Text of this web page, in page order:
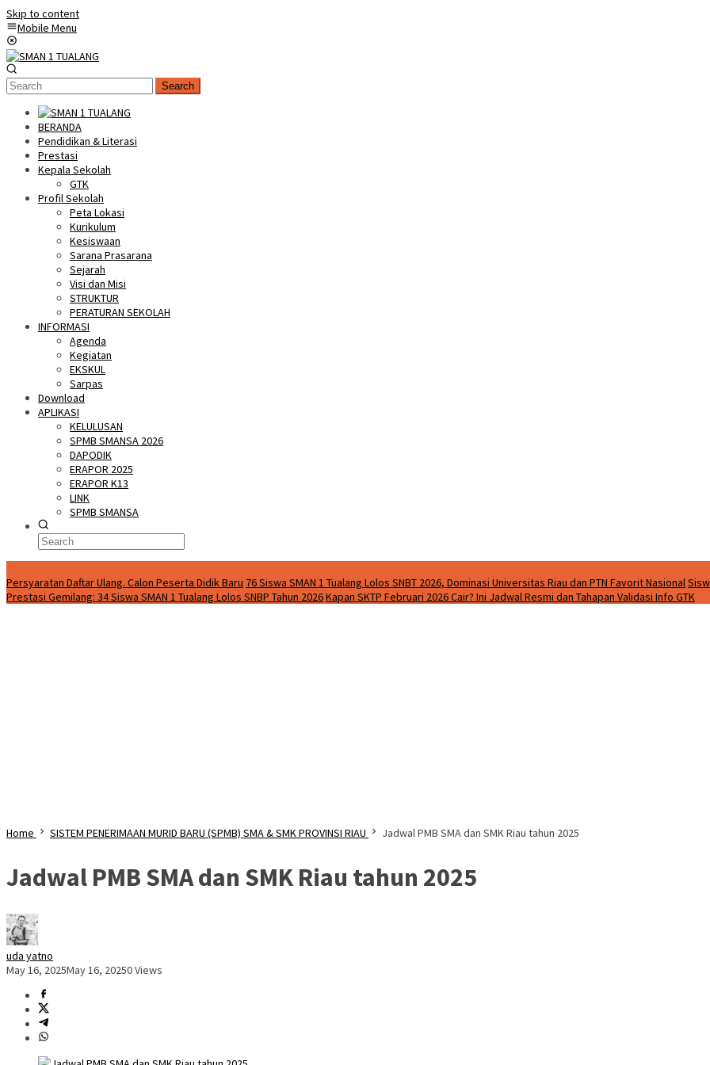
Skip to content
Mobile Menu
Search
BERANDA
Pendidikan & Literasi
Prestasi
Kepala Sekolah
GTK
Profil Sekolah
Peta Lokasi
Kurikulum
Kesiswaan
Sarana Prasarana
Sejarah
Visi dan Misi
STRUKTUR
PERATURAN SEKOLAH
INFORMASI
Agenda
Kegiatan
EKSKUL
Sarpas
Download
APLIKASI
KELULUSAN
SPMB SMANSA 2026
DAPODIK
ERAPOR 2025
ERAPOR K13
LINK
SPMB SMANSA
Persyaratan Daftar Ulang. Calon Peserta Didik Baru 76 Siswa SMAN 1 Tualang Lolos SNBT 2026, Dominasi Universitas Riau dan PTN Favorit Nasional
Prestasi Gemilang: 34 Siswa SMAN 1 Tualang Lolos SNBP Tahun 2026Kapan SKTP Februari 2026 Cair? Ini Jadwal Resmi dan Tahapan Validasi Info GTK
Home SISTEM PENERIMAAN MURID BARU (SPMB) SMA & SMK PROVINSI RIAU Jadwal PMB SMA dan SMK Riau tahun 2025
Jadwal PMB SMA dan SMK Riau tahun 2025
uda yatno
May 16, 2025May 16, 20250 Views